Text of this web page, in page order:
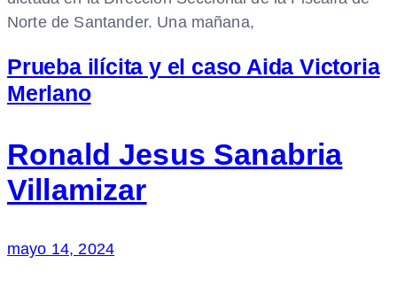
Norte de Santander. Una mañana,
Prueba ilícita y el caso Aida Victoria
Merlano
Ronald Jesus Sanabria
Villamizar
mayo 14, 2024